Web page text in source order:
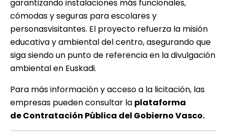
garantizando instalaciones más funcionales,
cómodas y seguras para escolares y
personasvisitantes. El proyecto refuerza la misión
educativa y ambiental del centro, asegurando que
siga siendo un punto de referencia en la divulgación
ambiental en Euskadi.
Para más información y acceso a la licitación, las
empresas pueden consultar la plataforma
de Contratación Pública del Gobierno Vasco.